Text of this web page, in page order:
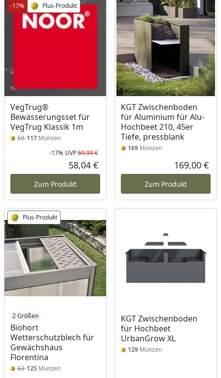
-17% Plus-Produkt
VegTrug®
Bewässerungsset für
VegTrug Klassik 1m
59117 Münzen
Rabatt in Prozent
-17%
Ursprünglicher Preis
UVP69,99 €
Aktueller Preis
58,04 €
Zum Produkt
KGT Zwischenboden
für Aluminium für Alu-
Hochbeet 210, 45er
Tiefe, pressblank
169Münzen
169,00 €
Zum Produkt
Plus-Produkt
2 Größen
Biohort
Wetterschutzblech für
Gewächshaus
Florentina
63125 Münzen
KGT Zwischenboden
für Hochbeet
UrbanGrow XL
129Münzen